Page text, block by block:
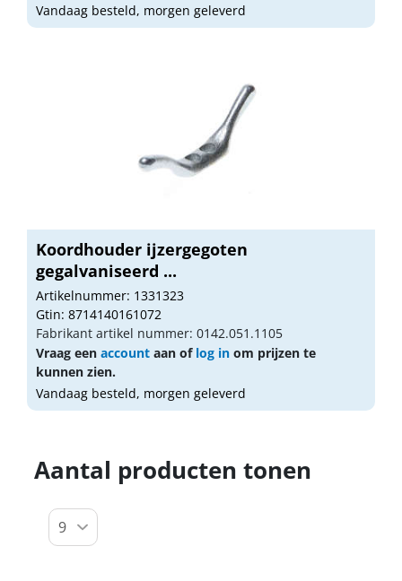
Vandaag besteld, morgen geleverd
Koordhouder ijzergegoten
gegalvaniseerd ...
Artikelnummer: 1331323
Gtin: 8714140161072
Fabrikant artikel nummer: 0142.051.1105
Vraag een account aan of log in om prijzen te
kunnen zien.
Vandaag besteld, morgen geleverd
Aantal producten tonen